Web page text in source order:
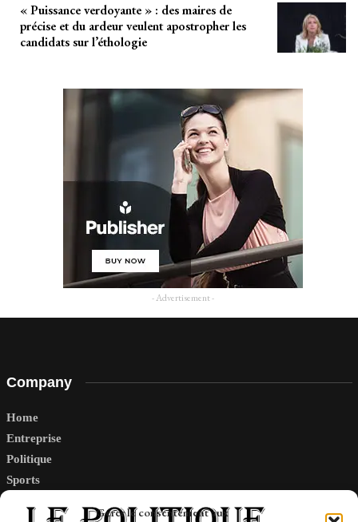
Gérer le consentement aux
« Puissance verdoyante » : des maires de
précise et du ardeur veulent apostropher les
candidats sur l’éthologie
- Advertisement -
Company
Home
Entreprise
Politique
Sports